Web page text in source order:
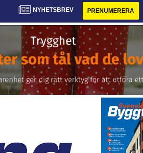
NYHETSBREV PRENUMERERA